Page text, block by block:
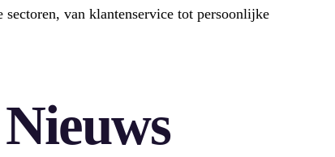
sectoren, van klantenservice tot persoonlijke